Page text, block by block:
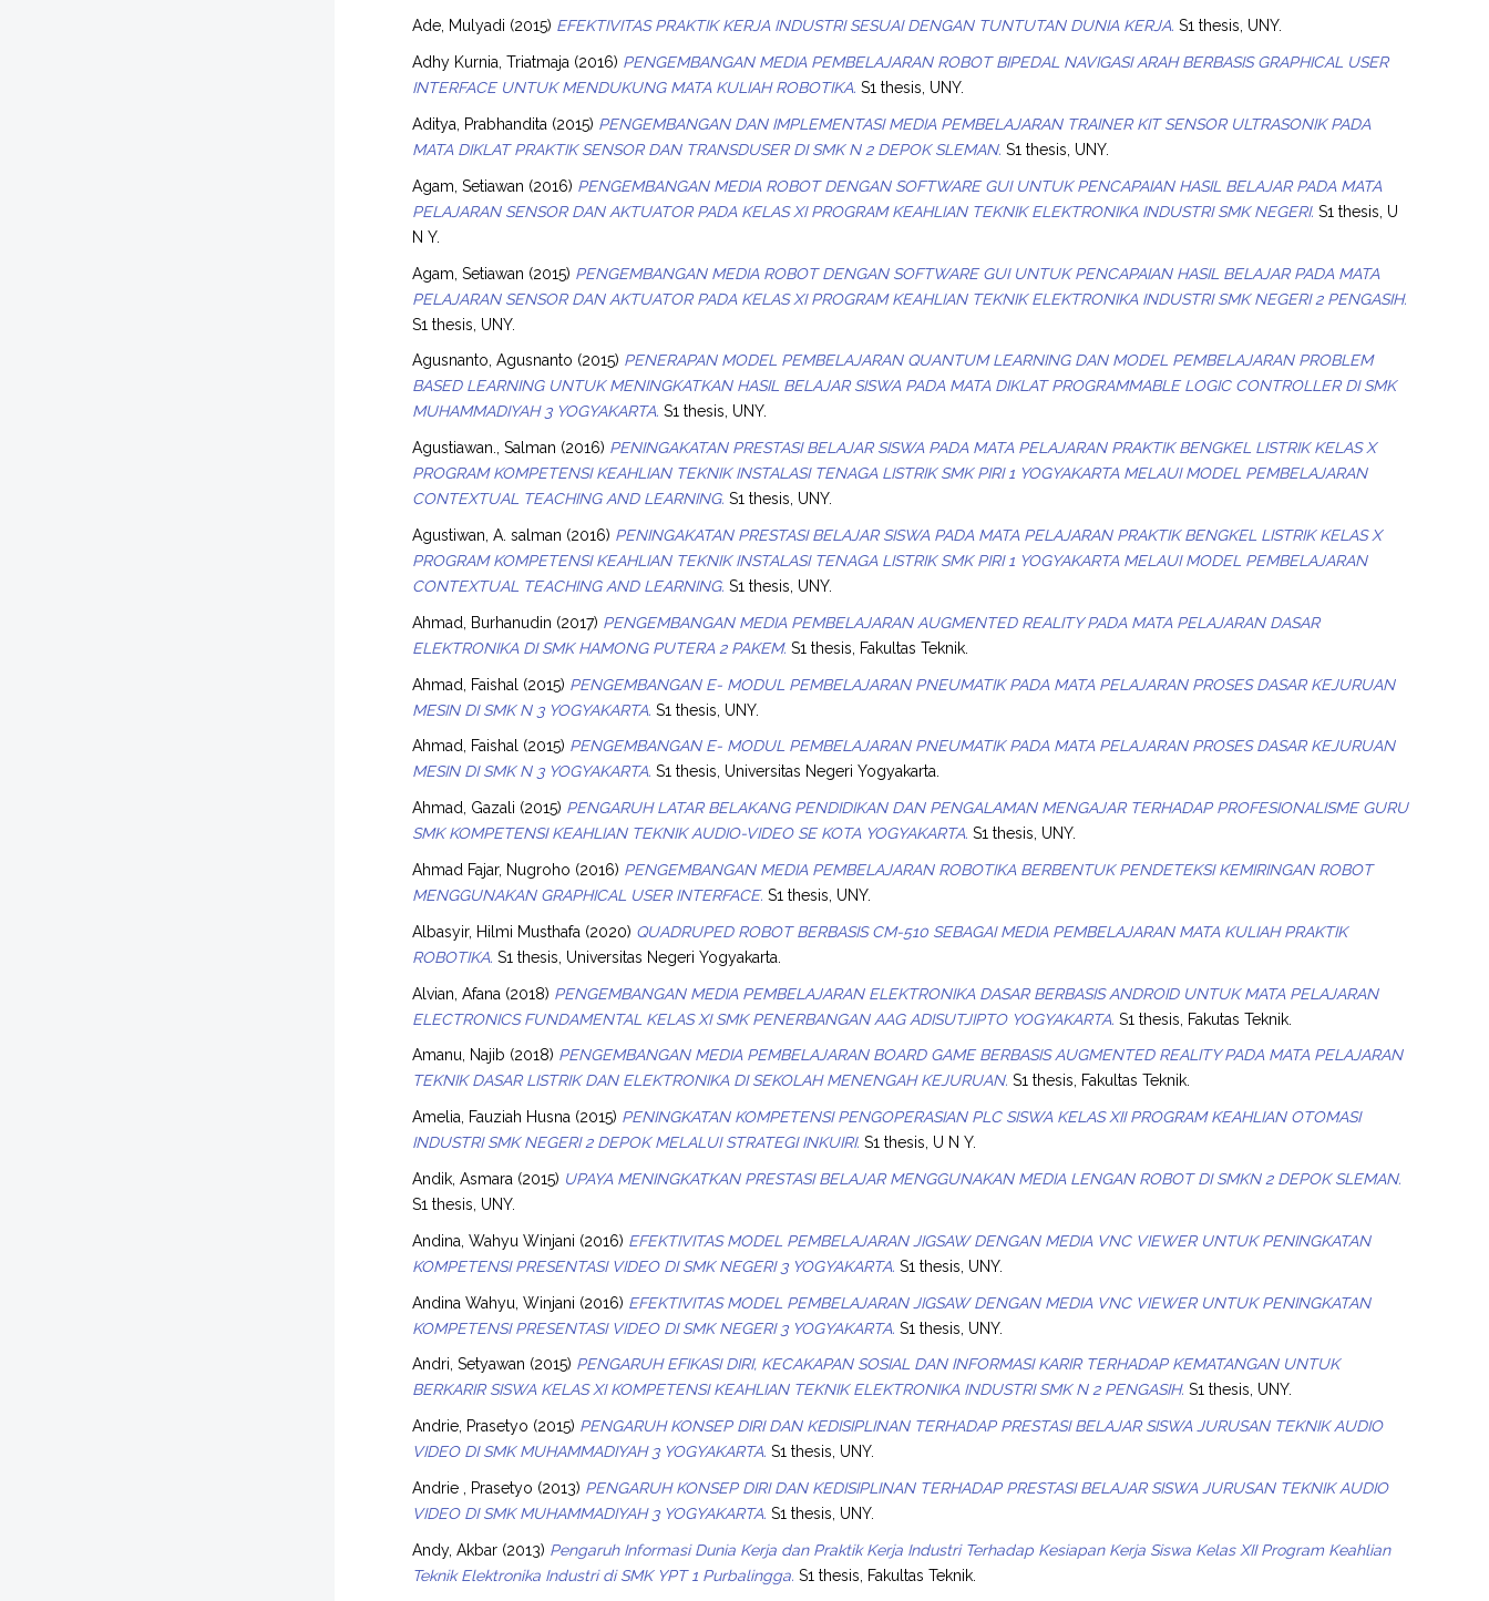
Ade, Mulyadi (2015) EFEKTIVITAS PRAKTIK KERJA INDUSTRI SESUAI DENGAN TUNTUTAN DUNIA KERJA. S1 thesis, UNY.
Adhy Kurnia, Triatmaja (2016) PENGEMBANGAN MEDIA PEMBELAJARAN ROBOT BIPEDAL NAVIGASI ARAH BERBASIS GRAPHICAL USER
INTERFACE UNTUK MENDUKUNG MATA KULIAH ROBOTIKA. S1 thesis, UNY.
Aditya, Prabhandita (2015) PENGEMBANGAN DAN IMPLEMENTASI MEDIA PEMBELAJARAN TRAINER KIT SENSOR ULTRASONIK PADA
MATA DIKLAT PRAKTIK SENSOR DAN TRANSDUSER DI SMK N 2 DEPOK SLEMAN. S1 thesis, UNY.
Agam, Setiawan (2016) PENGEMBANGAN MEDIA ROBOT DENGAN SOFTWARE GUI UNTUK PENCAPAIAN HASIL BELAJAR PADA MATA
PELAJARAN SENSOR DAN AKTUATOR PADA KELAS XI PROGRAM KEAHLIAN TEKNIK ELEKTRONIKA INDUSTRI SMK NEGERI. S1 thesis, U
N Y.
Agam, Setiawan (2015) PENGEMBANGAN MEDIA ROBOT DENGAN SOFTWARE GUI UNTUK PENCAPAIAN HASIL BELAJAR PADA MATA
PELAJARAN SENSOR DAN AKTUATOR PADA KELAS XI PROGRAM KEAHLIAN TEKNIK ELEKTRONIKA INDUSTRI SMK NEGERI 2 PENGASIH.
S1 thesis, UNY.
Agusnanto, Agusnanto (2015) PENERAPAN MODEL PEMBELAJARAN QUANTUM LEARNING DAN MODEL PEMBELAJARAN PROBLEM
BASED LEARNING UNTUK MENINGKATKAN HASIL BELAJAR SISWA PADA MATA DIKLAT PROGRAMMABLE LOGIC CONTROLLER DI SMK
MUHAMMADIYAH 3 YOGYAKARTA. S1 thesis, UNY.
Agustiawan., Salman (2016) PENINGAKATAN PRESTASI BELAJAR SISWA PADA MATA PELAJARAN PRAKTIK BENGKEL LISTRIK KELAS X
PROGRAM KOMPETENSI KEAHLIAN TEKNIK INSTALASI TENAGA LISTRIK SMK PIRI 1 YOGYAKARTA MELAUI MODEL PEMBELAJARAN
CONTEXTUAL TEACHING AND LEARNING. S1 thesis, UNY.
Agustiwan, A. salman (2016) PENINGAKATAN PRESTASI BELAJAR SISWA PADA MATA PELAJARAN PRAKTIK BENGKEL LISTRIK KELAS X
PROGRAM KOMPETENSI KEAHLIAN TEKNIK INSTALASI TENAGA LISTRIK SMK PIRI 1 YOGYAKARTA MELAUI MODEL PEMBELAJARAN
CONTEXTUAL TEACHING AND LEARNING. S1 thesis, UNY.
Ahmad, Burhanudin (2017) PENGEMBANGAN MEDIA PEMBELAJARAN AUGMENTED REALITY PADA MATA PELAJARAN DASAR
ELEKTRONIKA DI SMK HAMONG PUTERA 2 PAKEM. S1 thesis, Fakultas Teknik.
Ahmad, Faishal (2015) PENGEMBANGAN E- MODUL PEMBELAJARAN PNEUMATIK PADA MATA PELAJARAN PROSES DASAR KEJURUAN
MESIN DI SMK N 3 YOGYAKARTA. S1 thesis, UNY.
Ahmad, Faishal (2015) PENGEMBANGAN E- MODUL PEMBELAJARAN PNEUMATIK PADA MATA PELAJARAN PROSES DASAR KEJURUAN
MESIN DI SMK N 3 YOGYAKARTA. S1 thesis, Universitas Negeri Yogyakarta.
Ahmad, Gazali (2015) PENGARUH LATAR BELAKANG PENDIDIKAN DAN PENGALAMAN MENGAJAR TERHADAP PROFESIONALISME GURU
SMK KOMPETENSI KEAHLIAN TEKNIK AUDIO-VIDEO SE KOTA YOGYAKARTA. S1 thesis, UNY.
Ahmad Fajar, Nugroho (2016) PENGEMBANGAN MEDIA PEMBELAJARAN ROBOTIKA BERBENTUK PENDETEKSI KEMIRINGAN ROBOT
MENGGUNAKAN GRAPHICAL USER INTERFACE. S1 thesis, UNY.
Albasyir, Hilmi Musthafa (2020) QUADRUPED ROBOT BERBASIS CM-510 SEBAGAI MEDIA PEMBELAJARAN MATA KULIAH PRAKTIK
ROBOTIKA. S1 thesis, Universitas Negeri Yogyakarta.
Alvian, Afana (2018) PENGEMBANGAN MEDIA PEMBELAJARAN ELEKTRONIKA DASAR BERBASIS ANDROID UNTUK MATA PELAJARAN
ELECTRONICS FUNDAMENTAL KELAS XI SMK PENERBANGAN AAG ADISUTJIPTO YOGYAKARTA. S1 thesis, Fakutas Teknik.
Amanu, Najib (2018) PENGEMBANGAN MEDIA PEMBELAJARAN BOARD GAME BERBASIS AUGMENTED REALITY PADA MATA PELAJARAN
TEKNIK DASAR LISTRIK DAN ELEKTRONIKA DI SEKOLAH MENENGAH KEJURUAN. S1 thesis, Fakultas Teknik.
Amelia, Fauziah Husna (2015) PENINGKATAN KOMPETENSI PENGOPERASIAN PLC SISWA KELAS XII PROGRAM KEAHLIAN OTOMASI
INDUSTRI SMK NEGERI 2 DEPOK MELALUI STRATEGI INKUIRI. S1 thesis, U N Y.
Andik, Asmara (2015) UPAYA MENINGKATKAN PRESTASI BELAJAR MENGGUNAKAN MEDIA LENGAN ROBOT DI SMKN 2 DEPOK SLEMAN.
S1 thesis, UNY.
Andina, Wahyu Winjani (2016) EFEKTIVITAS MODEL PEMBELAJARAN JIGSAW DENGAN MEDIA VNC VIEWER UNTUK PENINGKATAN
KOMPETENSI PRESENTASI VIDEO DI SMK NEGERI 3 YOGYAKARTA. S1 thesis, UNY.
Andina Wahyu, Winjani (2016) EFEKTIVITAS MODEL PEMBELAJARAN JIGSAW DENGAN MEDIA VNC VIEWER UNTUK PENINGKATAN
KOMPETENSI PRESENTASI VIDEO DI SMK NEGERI 3 YOGYAKARTA. S1 thesis, UNY.
Andri, Setyawan (2015) PENGARUH EFIKASI DIRI, KECAKAPAN SOSIAL DAN INFORMASI KARIR TERHADAP KEMATANGAN UNTUK
BERKARIR SISWA KELAS XI KOMPETENSI KEAHLIAN TEKNIK ELEKTRONIKA INDUSTRI SMK N 2 PENGASIH. S1 thesis, UNY.
Andrie, Prasetyo (2015) PENGARUH KONSEP DIRI DAN KEDISIPLINAN TERHADAP PRESTASI BELAJAR SISWA JURUSAN TEKNIK AUDIO
VIDEO DI SMK MUHAMMADIYAH 3 YOGYAKARTA. S1 thesis, UNY.
Andrie , Prasetyo (2013) PENGARUH KONSEP DIRI DAN KEDISIPLINAN TERHADAP PRESTASI BELAJAR SISWA JURUSAN TEKNIK AUDIO
VIDEO DI SMK MUHAMMADIYAH 3 YOGYAKARTA. S1 thesis, UNY.
Andy, Akbar (2013) Pengaruh Informasi Dunia Kerja dan Praktik Kerja Industri Terhadap Kesiapan Kerja Siswa Kelas XII Program Keahlian
Teknik Elektronika Industri di SMK YPT 1 Purbalingga. S1 thesis, Fakultas Teknik.